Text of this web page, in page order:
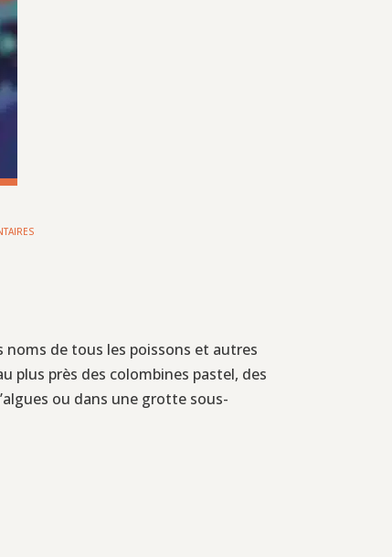
noms de tous les poissons et autres
plus près des colombines pastel, des
ou dans une grotte sous-